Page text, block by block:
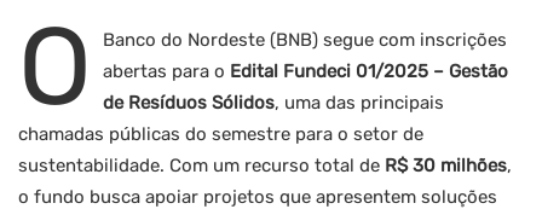
O
Banco do Nordeste (BNB) segue com inscrições
abertas para o Edital Fundeci 01/2025 – Gestão
de Resíduos Sólidos, uma das principais
chamadas públicas do semestre para o setor de
sustentabilidade. Com um recurso total de R$ 30 milhões,
o fundo busca apoiar projetos que apresentem soluções